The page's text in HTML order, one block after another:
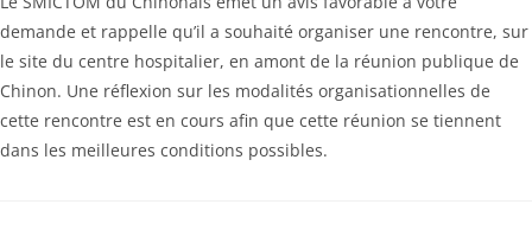
demande et rappelle qu’il a souhaité organiser une rencontre, sur
le site du centre hospitalier, en amont de la réunion publique de
Chinon. Une réflexion sur les modalités organisationnelles de
cette rencontre est en cours afin que cette réunion se tiennent
dans les meilleures conditions possibles.